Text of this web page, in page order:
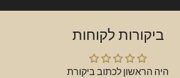
ביקורות לקוחות
היה הראשון לכתוב ביקורת